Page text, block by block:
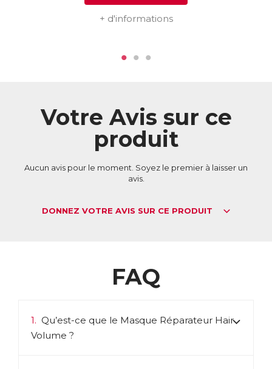
+ d'informations
Votre Avis sur ce
produit
Aucun avis pour le moment. Soyez le premier à laisser un
avis.
DONNEZ VOTRE AVIS SUR CE PRODUIT
FAQ
1. Qu’est-ce que le Masque Réparateur Hair
Volume ?